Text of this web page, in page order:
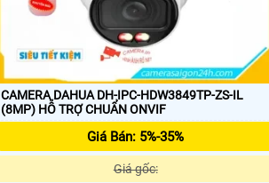
CAMERA DAHUA DH-IPC-HDW3849TP-ZS-IL
(8MP) HỖ TRỢ CHUẨN ONVIF
Giá Bán: 5%-35%
Giá gốc: